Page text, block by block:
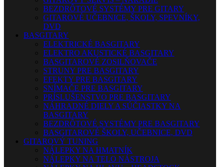
BEZDRÔTOVÉ SYSTÉMY PRE GITARY
GITAROVÉ UČEBNICE, ŠKOLY, SPEVNÍKY,
DVD
BASGITARY
ELEKTRICKÉ BASGITARY
ELEKTRO AKUSTICKÉ BASGITARY
BASGITAROVÉ ZOSILŇOVAČE
STRUNY PRE BASGITARY
EFEKTY PRE BASGITARY
SNÍMAČE PRE BASGITARY
PRÍSLUŠENSTVO PRE BASGITARY
NÁHRADNÉ DIELY A SÚČIASTKY NA
BASGITARY
BEZDRÔTOVÉ SYSTÉMY PRE BASGITARY
BASGITAROVÉ ŠKOLY, UČEBNICE, DVD
GITAROVÝ TUNING
NÁLEPKY NA HMATNÍK
NÁLEPKY NA TELO NÁSTROJA